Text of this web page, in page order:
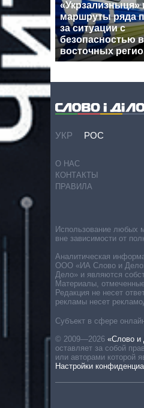
«Укрзализныця»
маршруты ряда
за ситуации с
безопасностью в
восточных
УКР РОС
О НАС
КОНТАКТЫ
ПРАВИЛА
Субъект в сфере
© 2009—2026 «Слово и
оставляет за собой
или авторами которой
Настройки
Использование любых
вне зависимости от
Аналитическая
ООО «ИА Слово и
Дело» и являются
Материалы,
Редакция не несет
рекламы несет